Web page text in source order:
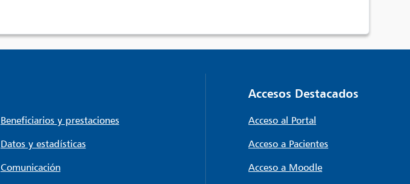
Beneficiarios y prestaciones
Datos y estadísticas
Comunicación
Accesos Destacados
Acceso al Portal
Acceso a Pacientes
Acceso a Moodle